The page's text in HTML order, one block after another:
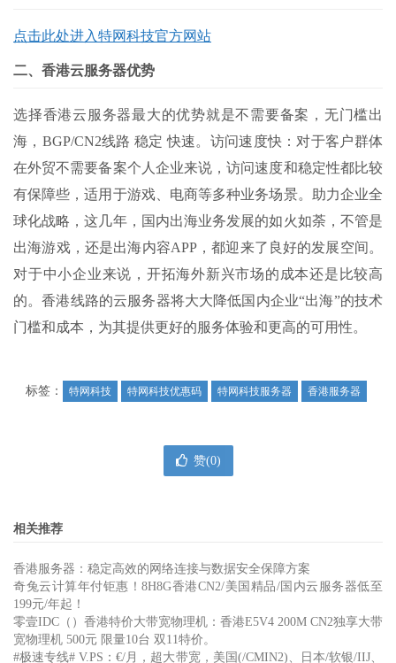
点击此处进入特网科技官方网站
二、香港云服务器优势
选择香港云服务器最大的优势就是不需要备案，无门槛出
海，BGP/CN2线路 稳定 快速。访问速度快：对于客户群体
在外贸不需要备案个人企业来说，访问速度和稳定性都比较
有保障些，适用于游戏、电商等多种业务场景。助力企业全
球化战略，这几年，国内出海业务发展的如火如荼，不管是
出海游戏，还是出海内容APP，都迎来了良好的发展空间。
对于中小企业来说，开拓海外新兴市场的成本还是比较高
的。香港线路的云服务器将大大降低国内企业“出海”的技术
门槛和成本，为其提供更好的服务体验和更高的可用性。
标签： 特网科技 特网科技优惠码 特网科技服务器 香港服务器
赞(0)
相关推荐
香港服务器：稳定高效的网络连接与数据安全保障方案
奇兔云计算年付钜惠！8H8G香港CN2/美国精品/国内云服务器低至
199元/年起！
零壹IDC（）香港特价大带宽物理机：香港E5V4 200M CN2独享大带
宽物理机 500元 限量10台 双11特价。
#极速专线# V.PS：€/月，超大带宽，美国(/CMIN2)、日本/软银/IIJ、